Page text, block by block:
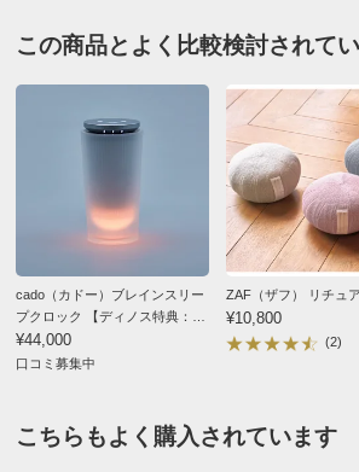
この商品とよく比較検討されて
cado（カドー）ブレインスリー
プクロック 【ディノス特典：専
用アロマリキッド付き】
¥44,000
口コミ募集中
ZAF（ザフ） リチュ
¥10,800
(2)
こちらもよく購入されています